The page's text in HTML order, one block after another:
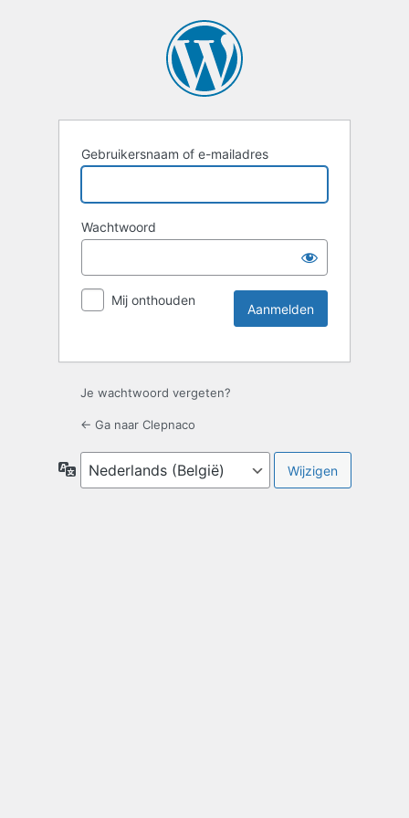
Gebruikersnaam of e-mailadres
Wachtwoord
Mij onthouden
Je wachtwoord vergeten?
← Ga naar Clepnaco
Taal